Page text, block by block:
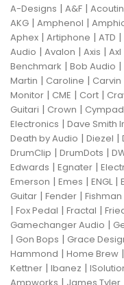
A-Designs | A&F | Acoutin
AKG | Amphenol |
Aphex | Artiphone | ATD |
Audio | Avalon | Axis | Axl
Benchmark | Bob Audio |
Martin | Caroline | Carvin
Monitor | CME | Cort |
Guitari | Crown | Cympad
Electronics | Dave Smith
Death by Audio | Diezel |
DrumClip | DrumDots |
Edwards | Egnater |
Emerson | Emes | ENGL|
Guitar | Fender | Fishman
| Fox Pedal | Fractal |
Gamechanger Audio |
| Gon Bops | Grace
Hammond | Home Brew |
Kettner | Ibanez |
Ampworks | James Tyler